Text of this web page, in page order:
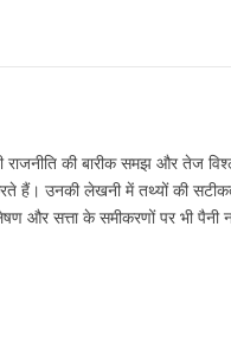
राजनीति की बारीक समझ और तेज
करते हैं। उनकी लेखनी में तथ्यों की
और सत्ता के समीकरणों पर भी पैनी